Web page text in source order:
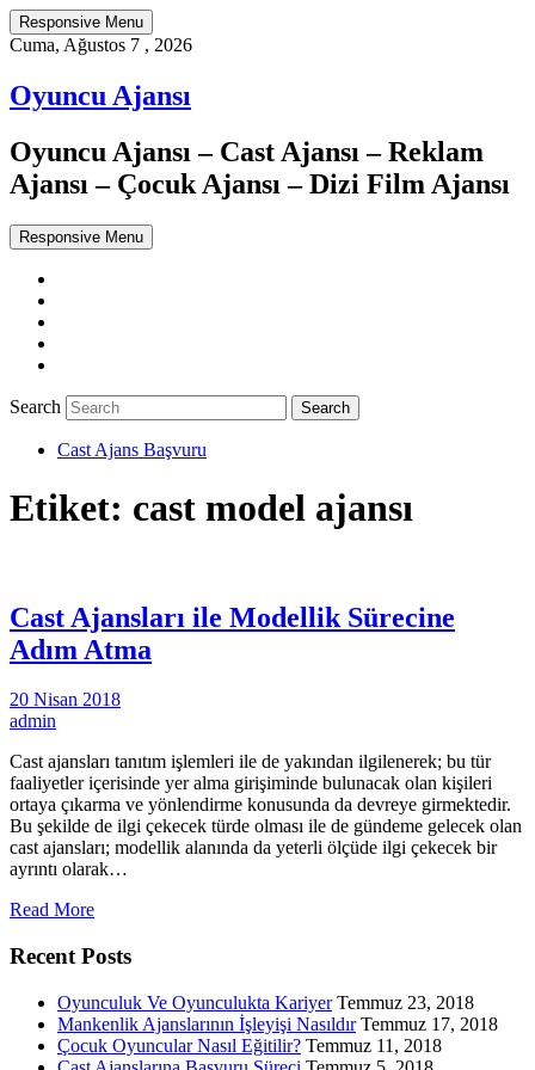
Responsive Menu
Cuma, Ağustos 7 , 2026
Oyuncu Ajansı
Oyuncu Ajansı – Cast Ajansı – Reklam
Ajansı – Çocuk Ajansı – Dizi Film Ajansı
Responsive Menu
Search
Cast Ajans Başvuru
Etiket: cast model ajansı
Cast Ajansları ile Modellik Sürecine
Adım Atma
20 Nisan 2018
admin
Cast ajansları tanıtım işlemleri ile de yakından ilgilenerek; bu tür
faaliyetler içerisinde yer alma girişiminde bulunacak olan kişileri
ortaya çıkarma ve yönlendirme konusunda da devreye girmektedir.
Bu şekilde de ilgi çekecek türde olması ile de gündeme gelecek olan
cast ajansları; modellik alanında da yeterli ölçüde ilgi çekecek bir
ayrıntı olarak…
Read More
Recent Posts
Oyunculuk Ve Oyunculukta Kariyer Temmuz 23, 2018
Mankenlik Ajanslarının İşleyişi Nasıldır Temmuz 17, 2018
Çocuk Oyuncular Nasıl Eğitilir? Temmuz 11, 2018